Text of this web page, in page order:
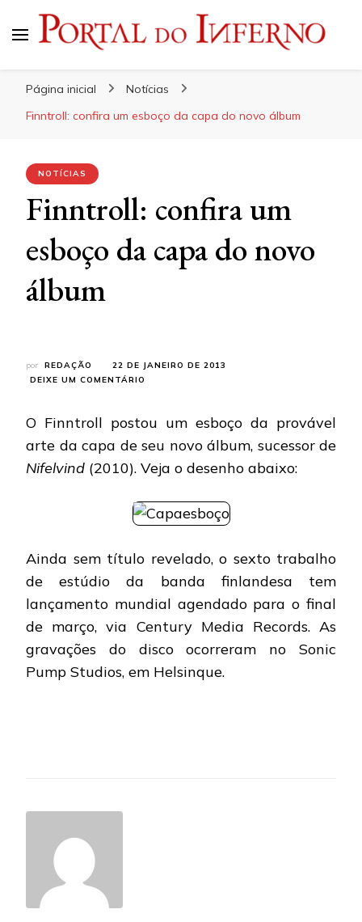
Página inicial
Notícias
Finntroll: confira um esboço da capa do novo álbum
NOTÍCIAS
Finntroll: confira um
esboço da capa do novo
álbum
por REDAÇÃO
22 DE JANEIRO DE 2013
DEIXE UM COMENTÁRIO
UM
DA
CAPA
ÁLBUM
O Finntroll postou um esboço da provável
arte da capa de seu novo álbum, sucessor de
Nifelvind (2010). Veja o desenho abaixo:
Ainda sem título revelado, o sexto trabalho
de estúdio da banda finlandesa tem
lançamento mundial agendado para o final
de março, via Century Media Records. As
gravações do disco ocorreram no Sonic
Pump Studios, em Helsinque.